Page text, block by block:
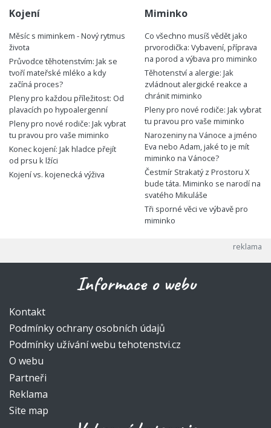
Kojení
Měsíc s miminkem - Nový rytmus
života
Průvodce těhotenstvím: Jak se
tvoří mateřské mléko a kdy
začíná proces?
Pleny pro každou příležitost: Od
plavacích po hypoalergenní
Pleny pro nové rodiče: Jak vybrat
tu pravou pro vaše miminko
Konec kojení: Jak hladce přejít
od prsu k lžíci
Kojení vs. kojenecká výživa
Miminko
Co všechno musíš vědět jako
prvorodička: Vybavení, příprava
na porod a výbava pro miminko
Těhotenství a alergie: Jak
zvládnout alergické reakce a
chránit miminko
Pleny pro nové rodiče: Jak vybrat
tu pravou pro vaše miminko
Narozeniny na Vánoce a jméno
Eva nebo Adam, jaké to je mít
miminko na Vánoce?
Čestmír Strakatý z Prostoru X
bude táta. Miminko se narodí na
svatého Mikuláše
Tři sporné věci ve výbavě pro
miminko
Informace o webu
Kontakt
Podmínky ochrany osobních údajů
Podmínky užívání webu tehotenstvi.cz
O webu
Partneři
Reklama
Site map